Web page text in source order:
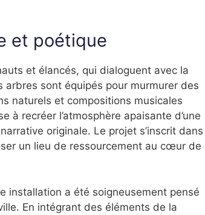
et poétique
et élancés, qui dialoguent avec la
sont équipés pour murmurer des
naturels et compositions musicales
à recréer l’atmosphère apaisante d’une
originale. Le projet s’inscrit dans
un lieu de ressourcement au cœur de
installation a été soigneusement pensé
En intégrant des éléments de la